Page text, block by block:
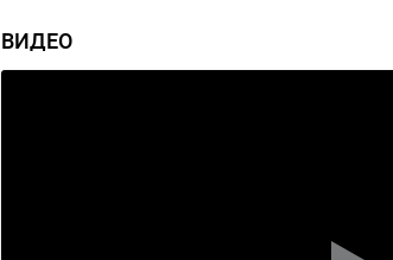
ВИДЕО